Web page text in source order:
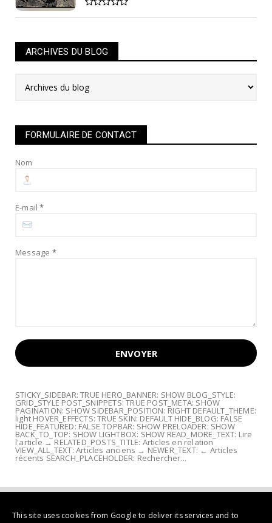
ARCHIVES DU BLOG
FORMULAIRE DE CONTACT
Nom
E-mail*
Message *
STICKY_SIDEBAR: TRUE HERO_BANNER: SHOW BLOG_STYLE:
GRID_STYLE POST_SNIPPETS: TRUE POST_META: SHOW
PAGINATION: SHOW SIDEBAR_POSITION: RIGHT DEFAULT_THEME:
light HOVER_EFFECTS: TRUE SKIN: DEFAULT HIDE_BLOG: FALSE
HIDE_FEATURED: FALSE TOPBAR: SHOW PRELOADER: SHOW
BACK_TO_TOP: SHOW LIGHTBOX: SHOW READ_MORE_TEXT: Lire
l'article → RELATED_POSTS_TITLE: Articles en relation
VIEW_ALL_TEXT: Articles anciens → NEWER_TEXT: ← Articles
récents SEARCH_PLACEHOLDER: Rechercher...
This site uses cookies from Google to deliver its services and to